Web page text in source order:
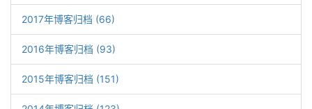
2017年博客归档 (66)
2016年博客归档 (93)
2015年博客归档 (151)